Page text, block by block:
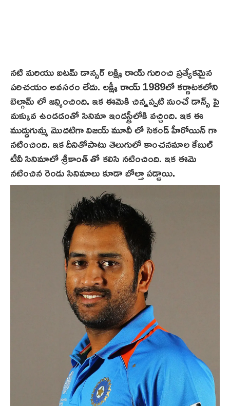
నటి మరియు ఐటమ్ డాన్సర్ లక్ష్మి రాయ్ గురించి ప్రత్యేకమైన
పరిచయం అవసరం లేదు. లక్ష్మీ రాయ్ 1989లో కర్ణాటకలోని
బెల్గామ్ లో జన్మించింది. ఇక ఈమెకి చిన్నప్పటి నుంచే డాన్స్ పై
మక్కువ ఉండడంతో సినిమా ఇండస్ట్రీలోకి వచ్చింది. ఇక ఈ
ముద్దుగుమ్మ మొదటిగా విజయ్ మూవీ లో సెకండ్ హీరోయిన్ గా
నటించింది. ఇక దీనితోపాటు తెలుగులో కాంచనమాల కేబుల్
టీవీ సినిమాలో శ్రీకాంత్ తో కలిసి నటించింది. ఇక ఈమె
నటించిన రెండు సినిమాలు కూడా బోల్తా పడ్డాయి.